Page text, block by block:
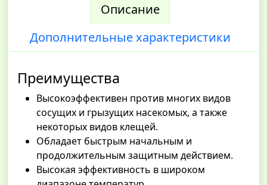
Описание
Дополнительные характеристики
Преимущества
Высокоэффективен против многих видов
сосущих и грызущих насекомых, а также
некоторых видов клещей.
Обладает быстрым начальным и
продолжительным защитным действием.
Высокая эффективность в широком